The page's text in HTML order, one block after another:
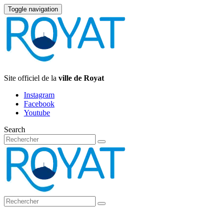
Toggle navigation
Site officiel de la ville de Royat
Instagram
Facebook
Youtube
Search